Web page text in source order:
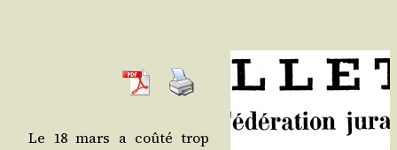
Le 18 mars a coû­té trop